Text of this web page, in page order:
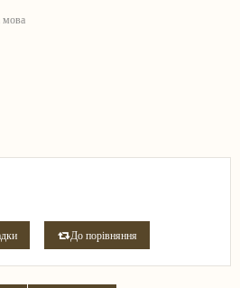
мова
До порівняння